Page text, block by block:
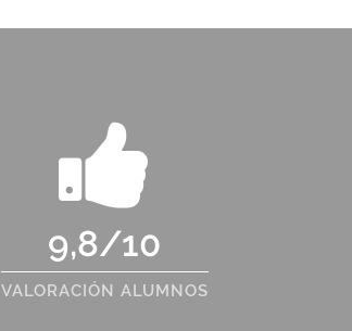
9,8/10
VALORACIÓN ALUMNOS